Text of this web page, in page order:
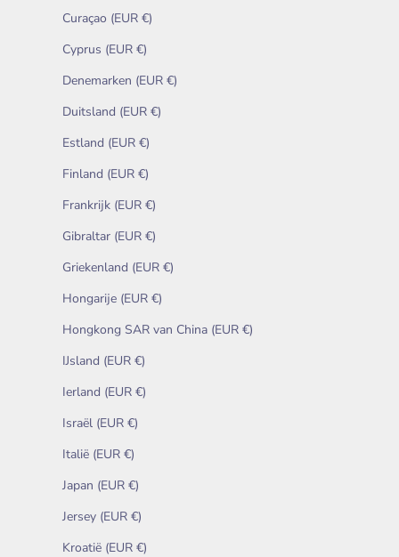
Curaçao (EUR €)
Cyprus (EUR €)
Denemarken (EUR €)
Duitsland (EUR €)
Estland (EUR €)
Finland (EUR €)
Frankrijk (EUR €)
Gibraltar (EUR €)
Griekenland (EUR €)
Hongarije (EUR €)
Hongkong SAR van China (EUR €)
IJsland (EUR €)
Ierland (EUR €)
Israël (EUR €)
Italië (EUR €)
Japan (EUR €)
Jersey (EUR €)
Kroatië (EUR €)